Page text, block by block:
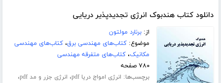
دانلود کتاب هندبوک انرژی تجدیدپذیر دریایی
از:برنارد مولتون
موضوع:کتاب‌های مهندسی برق،کتاب‌های مهندسی
مکانیک،کتاب‌های متفرقه مهندسی
۷۸۰ صفحه
برچسب‌ها: انرژی امواج دریا pdf ، انرژی جزر و مد pdf ،